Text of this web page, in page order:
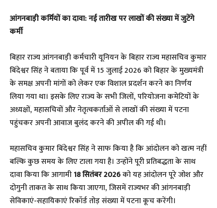
​आंगनबाड़ी कर्मियों का दावा: नई तारीख पर लाखों की संख्या में जुटेंगे
कर्मी
​बिहार राज्य आंगनबाड़ी कर्मचारी यूनियन के बिहार राज्य महासचिव कुमार
बिंदेश्वर सिंह ने बताया कि पूर्व में 15 जुलाई 2026 को बिहार के मुख्यमंत्री
के समक्ष अपनी मांगों को लेकर एक विशाल प्रदर्शन करने का निर्णय
लिया गया था। इसके लिए राज्य के सभी जिलों, परियोजना कमेटियों के
अध्यक्षों, महासचिवों और नेतृत्वकर्ताओं से लाखों की संख्या में पटना
पहुंचकर अपनी आवाज बुलंद करने की अपील की गई थी।
​महासचिव कुमार बिंदेश्वर सिंह ने साफ किया है कि आंदोलन को खत्म नहीं
बल्कि कुछ समय के लिए टाला गया है। उन्होंने पूरी प्रतिबद्धता के साथ
दावा किया कि आगामी18 सितंबर 2026को यह आंदोलन पूरे जोश और
दोगुनी ताकत के साथ किया जाएगा, जिसमें राज्यभर की आंगनबाड़ी
सेविकाएं-सहायिकाएं रिकॉर्ड तोड़ संख्या में पटना कूच करेंगी।